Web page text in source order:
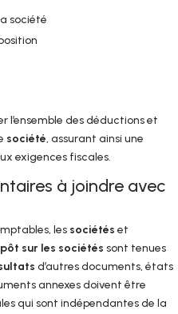
société
l’ensemble des déductions et
société, assurant ainsi une
exigences fiscales.
à joindre avec
les sociétés et
sur les sociétés sont tenues
d’autres documents, états
annexes doivent être
qui sont indépendantes de la